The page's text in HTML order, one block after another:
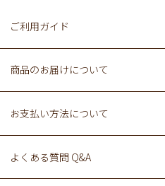
ご利用ガイド
商品のお届けについて
お支払い方法について
よくある質問 Q&A